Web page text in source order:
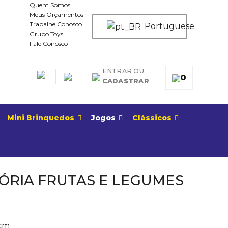
Quem Somos
Meus Orçamentos
Trabalhe Conosco
Grupo Toys
Fale Conosco
Portuguese
ENTRAR OU
CADASTRAR
0
Mini Brinquedos Jogos Clássicos
FRUTAS E LEGUMES